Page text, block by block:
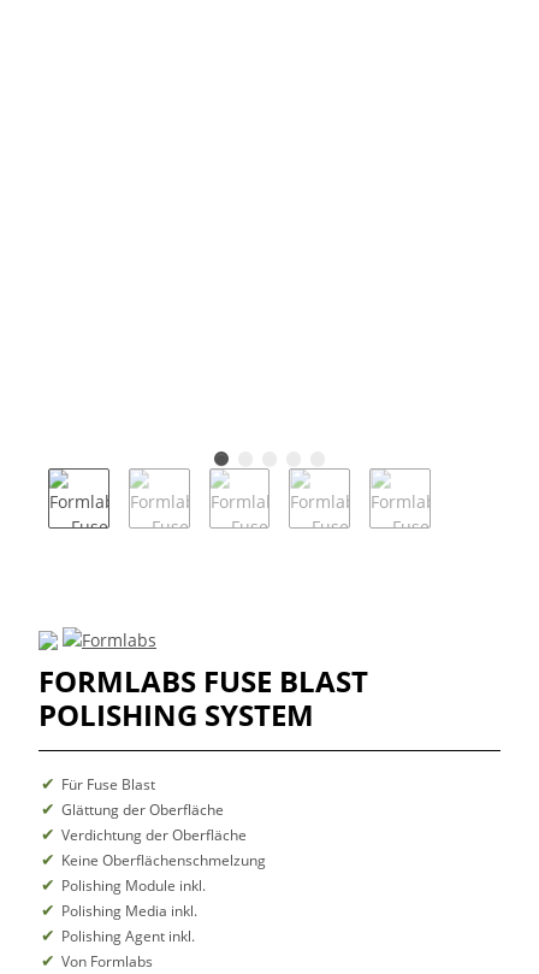
FORMLABS FUSE BLAST
POLISHING SYSTEM
Für Fuse Blast
Glättung der Oberfläche
Verdichtung der Oberfläche
Keine Oberflächenschmelzung
Polishing Module inkl.
Polishing Media inkl.
Polishing Agent inkl.
Von Formlabs